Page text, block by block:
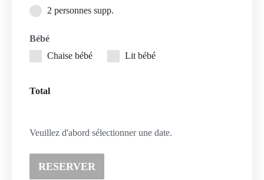
2 personnes supp.
Bébé
Chaise bébé
Lit bébé
Total
Veuillez d'abord sélectionner une date.
RESERVER